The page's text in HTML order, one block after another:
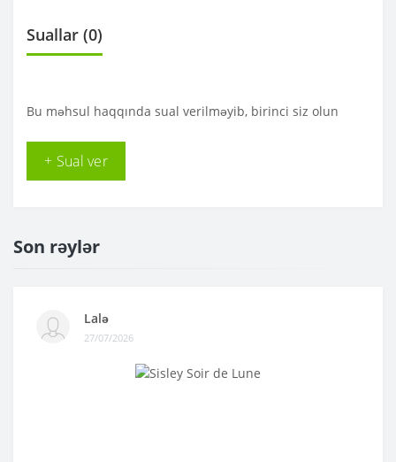
Suallar (0)
Bu məhsul haqqında sual verilməyib, birinci siz olun
+ Sual ver
Son rəylər
Lalə
27/07/2026